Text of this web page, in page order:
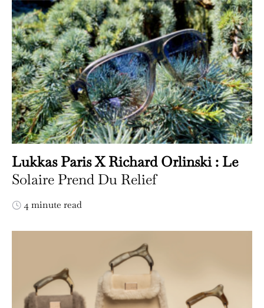
Lukkas Paris X Richard Orlinski : Le
Solaire Prend Du Relief
4 minute read